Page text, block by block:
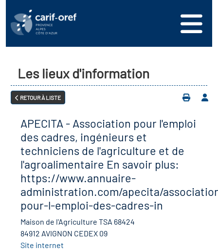
nous
formation
de l'offre de
région
santé et sécurité au
métiers
des territoires (Kit
DDETS)
Partenariale de la
(OPC)
d’Observation
des métiers en
connecter
votre offre de
Les lieux d'information
RETOUR À LISTE
APECITA - Association pour l'emploi
des cadres, ingénieurs et
techniciens de l'agriculture et de
l'agroalimentaire En savoir plus:
https://www.annuaire-
administration.com/apecita/
pour-l-emploi-des-cadres-in
Maison de l'Agriculture TSA 68424
84912 AVIGNON CEDEX 09
Site internet